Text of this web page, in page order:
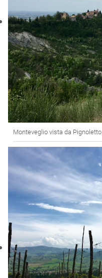
Monteveglio vista da Pignoletto